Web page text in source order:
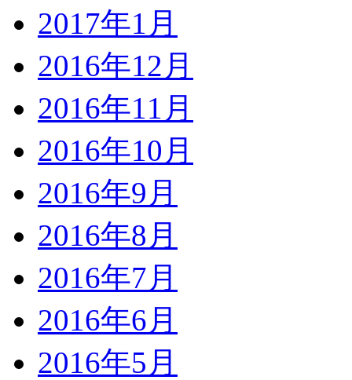
2017年1月
2016年12月
2016年11月
2016年10月
2016年9月
2016年8月
2016年7月
2016年6月
2016年5月